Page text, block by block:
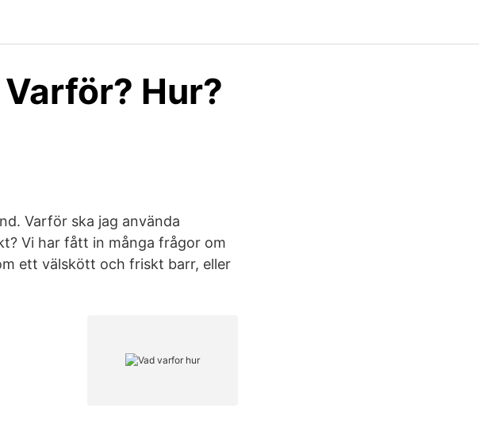
Hur?
Varför ska jag använda
Vi har fått in många frågor om
ett välskött och friskt barr, eller